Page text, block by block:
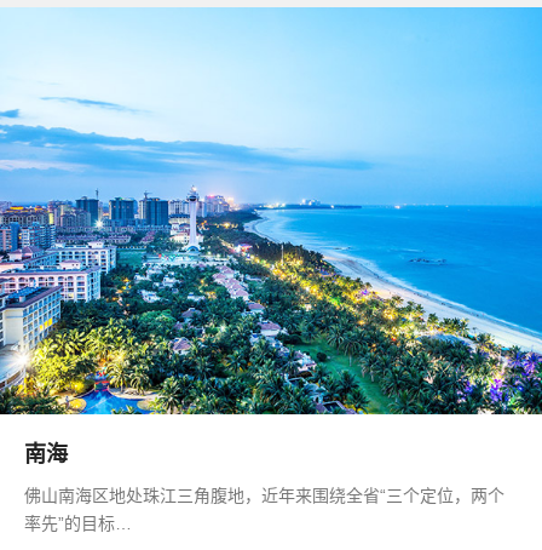
南海
佛山南海区地处珠江三角腹地，近年来围绕全省“三个定位，两个
率先”的目标…